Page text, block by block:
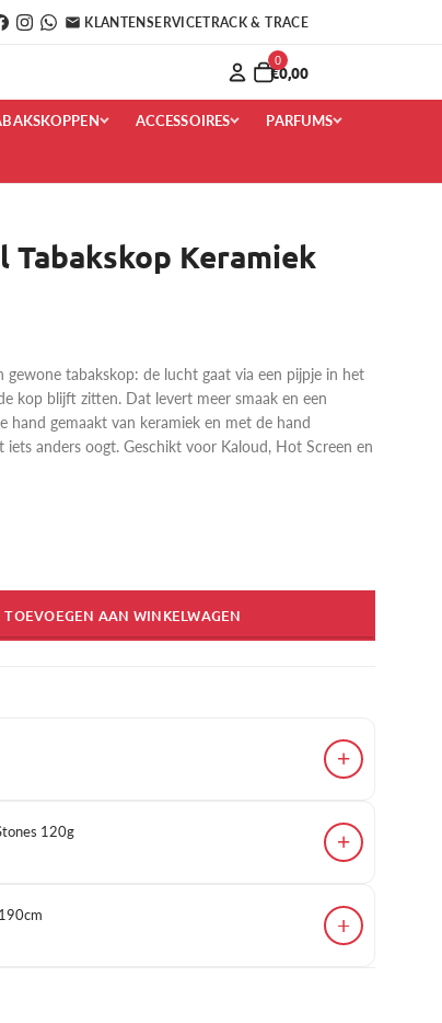
KLANTENSERVICETRACK & TRACE
0
€0,00
ACCESSOIRES PARFUMS
Tabakskop Keramiek
tabakskop: de lucht gaat via een pijpje in het
kop blijft zitten. Dat levert meer smaak en een
hand gemaakt van keramiek en met de hand
anders oogt. Geschikt voor Kaloud, Hot Screen en
TOEVOEGEN AAN WINKELWAGEN
+
120g
+
+